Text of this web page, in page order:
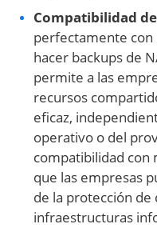
Compatibilidad
perfectamente con
hacer backups de
permite a las
recursos
eficaz,
operativo o del
compatibilidad con
que las empresas
de la protección de
infraestructuras